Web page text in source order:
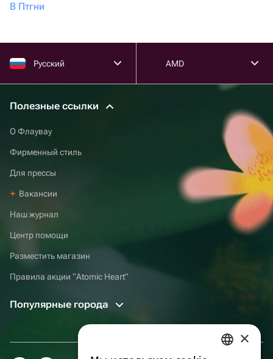
В Птгни
Русский AMD
Полезные ссылки
О Флаувау
Фирменный стиль
Для прессы
Вакансии
Наш журнал
Центр помощи
Разместить магазин
Правила акции “Atomic Heart”
Популярные города
×